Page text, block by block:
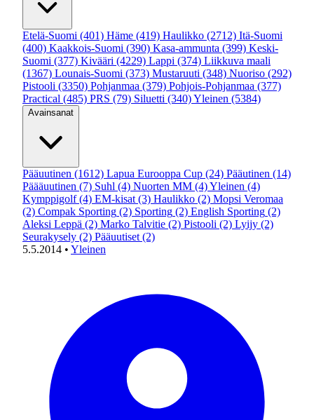
Etelä-Suomi (401) Häme (419) Haulikko (2712) Itä-Suomi
(400) Kaakkois-Suomi (390) Kasa-ammunta (399) Keski-
Suomi (377) Kivääri (4229) Lappi (374) Liikkuva maali
(1367) Lounais-Suomi (373) Mustaruuti (348) Nuoriso (292)
Pistooli (3350) Pohjanmaa (379) Pohjois-Pohjanmaa (377)
Practical (485) PRS (79) Siluetti (340)Yleinen (5384)
Avainsanat
Pääuutinen (1612) Lapua Eurooppa Cup (24) Pääutinen (14)
Päääuutinen (7) Suhl (4) Nuorten MM (4)Yleinen (4)
Kymppigolf (4) EM-kisat (3) Haulikko (2) Mopsi Veromaa
(2) Compak Sporting (2) Sporting (2) English Sporting (2)
Aleksi Leppä (2) Marko Talvitie (2) Pistooli (2) Lyijy (2)
Seurakysely (2) Pääuutiset (2)
5.5.2014 • Yleinen